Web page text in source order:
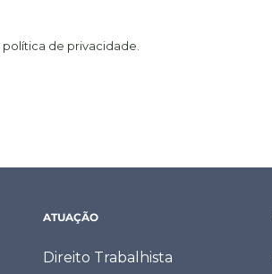
política de privacidade
ATUAÇÃO
Direito Trabalhista